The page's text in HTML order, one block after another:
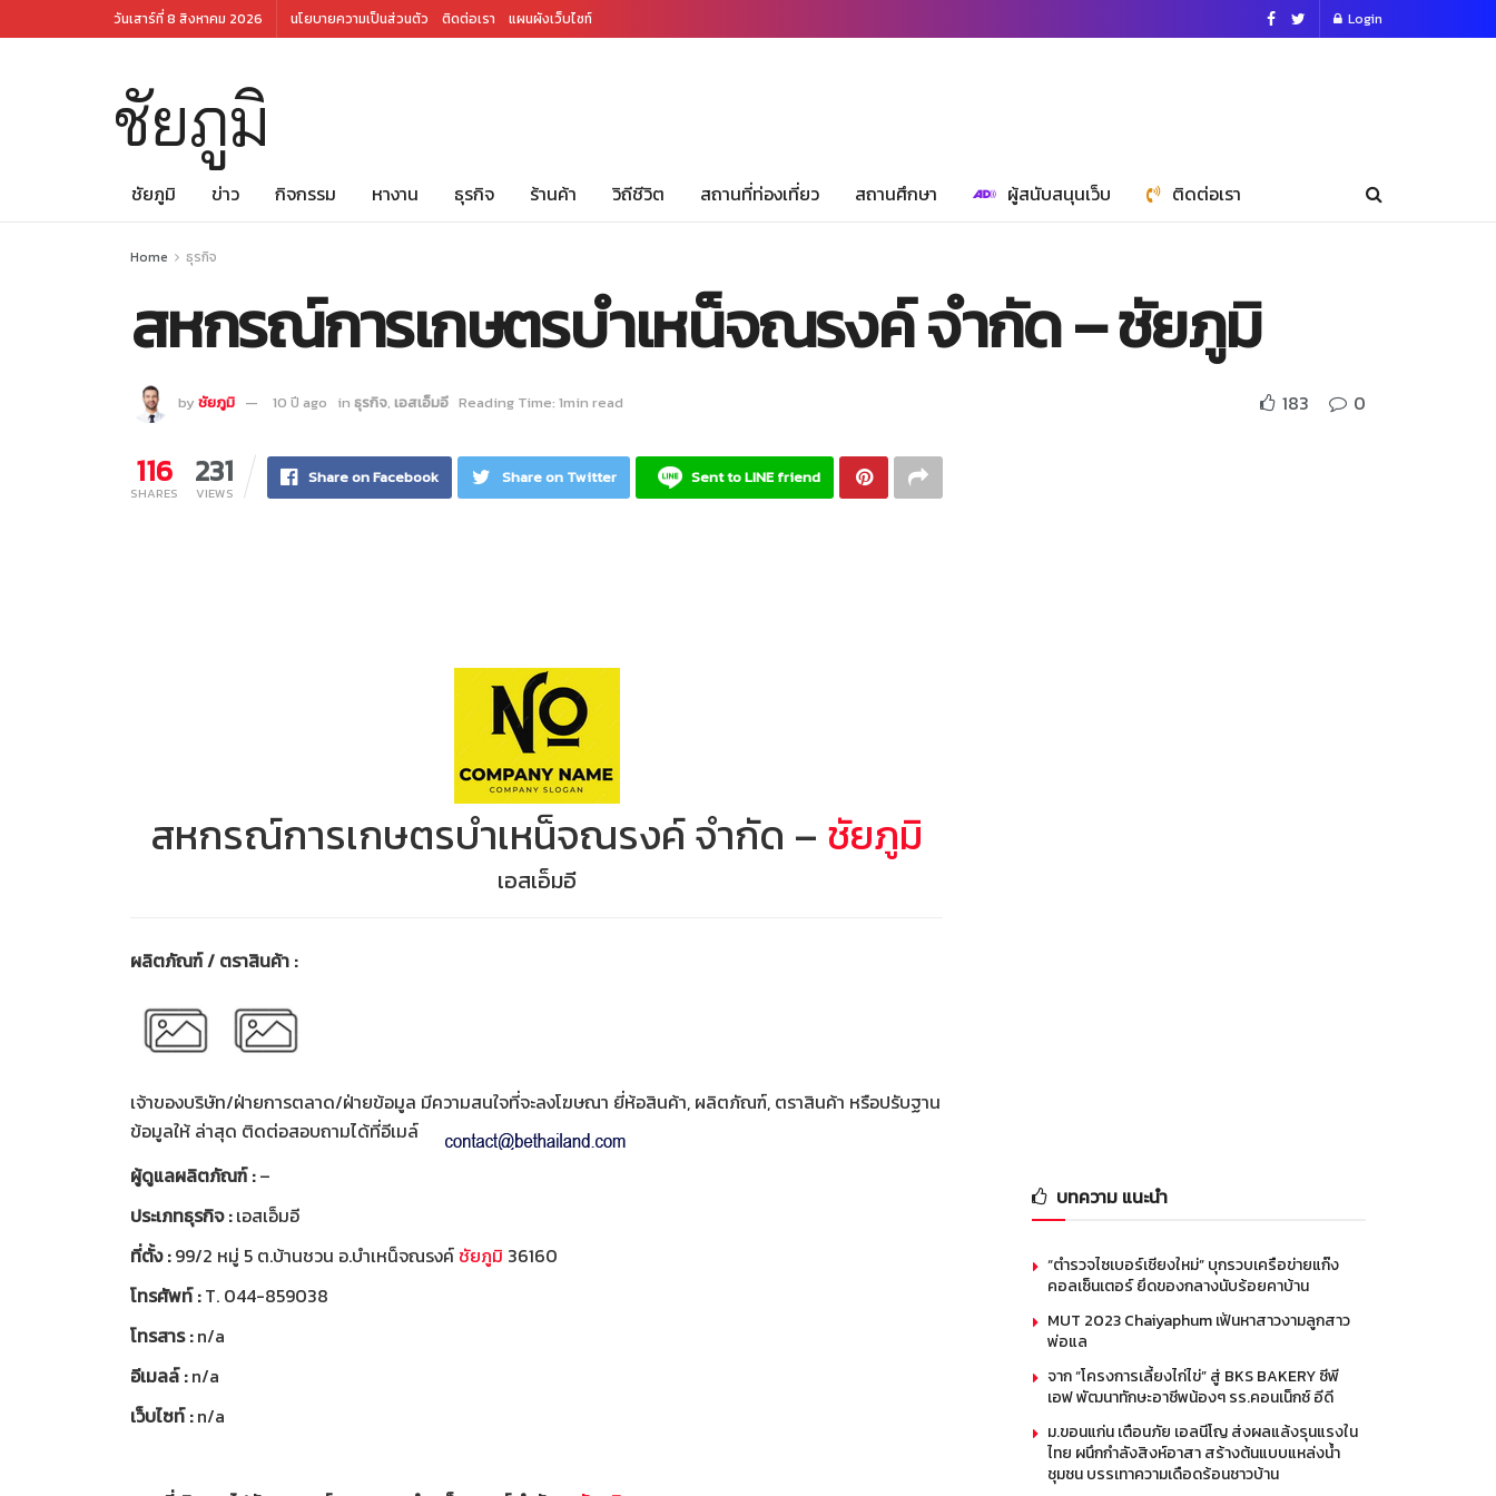
วันเสาร์ที่ 8 สิงหาคม 2026 นโยบายความเป็นส่วนตัว ติดต่อเรา แผนผังเว็บไซท์ Login
ชัยภูมิ
ชัยภูมิ ข่าว กิจกรรม หางาน ธุรกิจ ร้านค้า วิถีชีวิต สถานที่ท่องเที่ยว สถานศึกษา ผู้สนับสนุนเว็บ ติดต่อเรา
Home ธุรกิจ
สหกรณ์การเกษตรบำเหน็จณรงค์ จำกัด – ชัยภูมิ
by ชัยภูมิ 10 ปี ago in ธุรกิจ, เอสเอ็มอี Reading Time: 1min read 183 0
116
SHARES
231
VIEWS
Share on Facebook Share on Twitter Sent to LINE friend
สหกรณ์การเกษตรบำเหน็จณรงค์ จำกัด – ชัยภูมิ
เอสเอ็มอี
ผลิตภัณฑ์ / ตราสินค้า :
เจ้าของบริษัท/ฝ่ายการตลาด/ฝ่ายข้อมูล มีความสนใจที่จะลงโฆษณา ยี่ห้อสินค้า, ผลิตภัณฑ์, ตราสินค้า หรือปรับฐาน
ข้อมูลให้ ล่าสุด ติดต่อสอบถามได้ที่อีเมล์
ผู้ดูแลผลิตภัณฑ์ :–
ประเภทธุรกิจ :เอสเอ็มอี
ที่ตั้ง :99/2 หมู่ 5 ต.บ้านชวน อ.บำเหน็จณรงค์ชัยภูมิ 36160
โทรศัพท์ :T. 044-859038
โทรสาร :n/a
อีเมลล์ :n/a
เว็บไซท์ :n/a
บทความ แนะนำ
“ตำรวจไซเบอร์เชียงใหม่” บุกรวบเครือข่ายแก๊ง
คอลเซ็นเตอร์ ยึดของกลางนับร้อยคาบ้าน
MUT 2023 Chaiyaphum เฟ้นหาสาวงามลูกสาว
พ่อแล
จาก “โครงการเลี้ยงไก่ไข่” สู่ BKS BAKERY ซีพี
เอฟ พัฒนาทักษะอาชีพน้องๆ รร.คอนเน็กซ์ อีดี
ม.ขอนแก่น เตือนภัย เอลนีโญ ส่งผลแล้งรุนแรงใน
ไทย ผนึกกำลังสิงห์อาสา สร้างต้นแบบแหล่งน้ำ
ชุมชน บรรเทาความเดือดร้อนชาวบ้าน